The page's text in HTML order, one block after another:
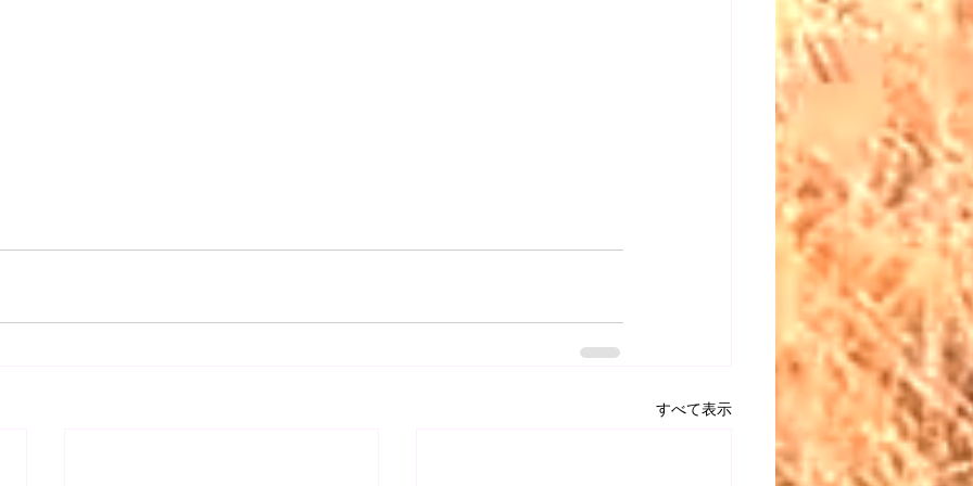
すべて表示